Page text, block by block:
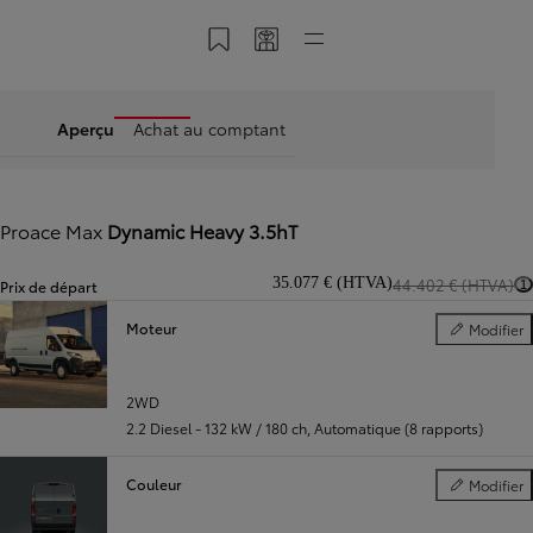
Diapositive précédente
Enregistrer dans My Toyota
Partager mon code
Aperçu Achat au comptant
Proace Max Dynamic Heavy 3.5hT
Prix de départ 35.077 € (HTVA)44.402 € (HTVA) 1
Moteur Modifier
Moteur
2WD
2.2 Diesel - 132 kW / 180 ch, Automatique (8 rapports)
Couleur Modifier
Couleur